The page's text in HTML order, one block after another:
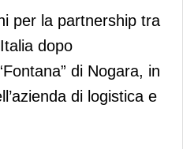
Italia, si rafforza
per la partnership tra
dopo
di Nogara, in
di logistica e